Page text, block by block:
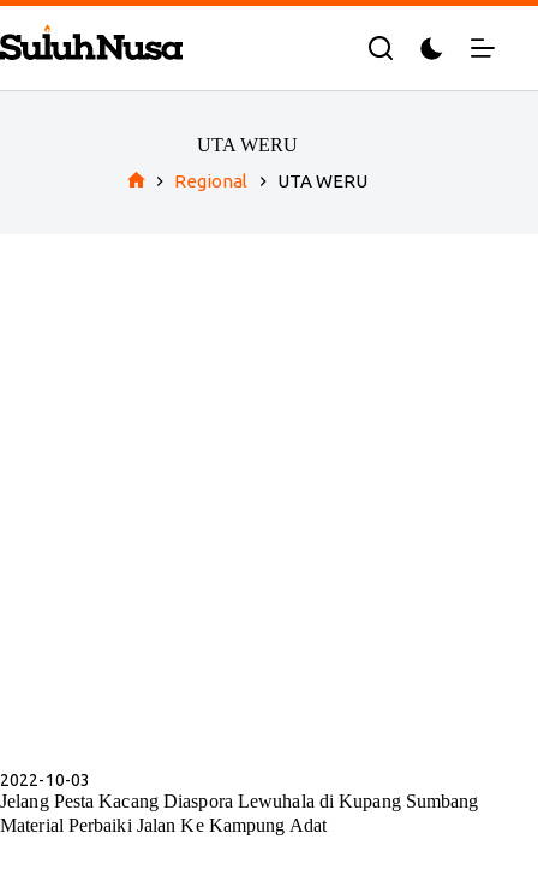
Skip
to
content
UTA WERU
Regional UTA WERU
2022-10-03
Jelang Pesta Kacang Diaspora Lewuhala di Kupang Sumbang
Material Perbaiki Jalan Ke Kampung Adat